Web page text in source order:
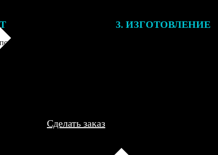
заказа к печати
могут связаться с Вами
телефону или email для
деталей.
3. ИЗГОТОВЛЕНИЕ
Оплатите заказ банковской
оплаты получите
описанием заказа. Когда
Сделать заказ